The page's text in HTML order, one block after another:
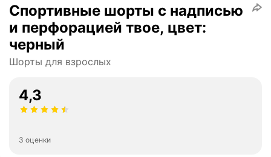
Спортивные шорты с надписью
и перфорацией твое, цвет:
черный
Шорты для взрослых
4,3
3 оценки